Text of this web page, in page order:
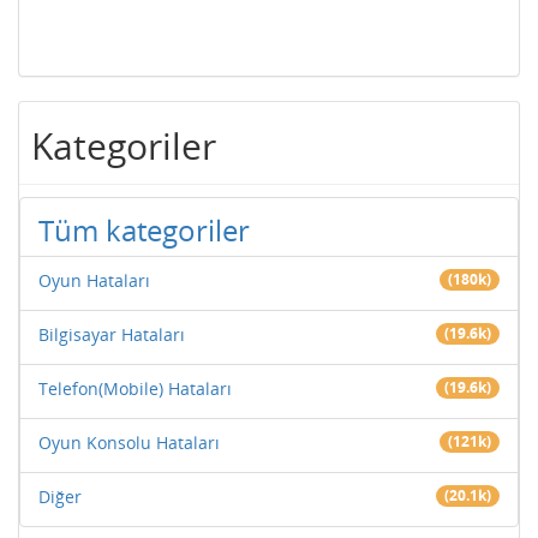
Kategoriler
Tüm kategoriler
Oyun Hataları (180k)
Bilgisayar Hataları (19.6k)
Telefon(Mobile) Hataları (19.6k)
Oyun Konsolu Hataları (121k)
Diğer (20.1k)